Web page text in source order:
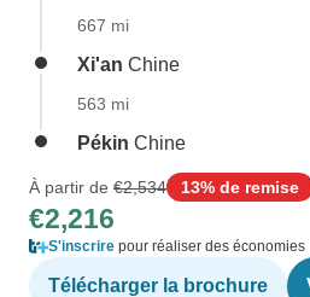
667 mi
Xi'an Chine
563 mi
Pékin Chine
À partir de €2,534 13% de remise
€2,216
S'inscrire pour réaliser des économies
Télécharger la brochure